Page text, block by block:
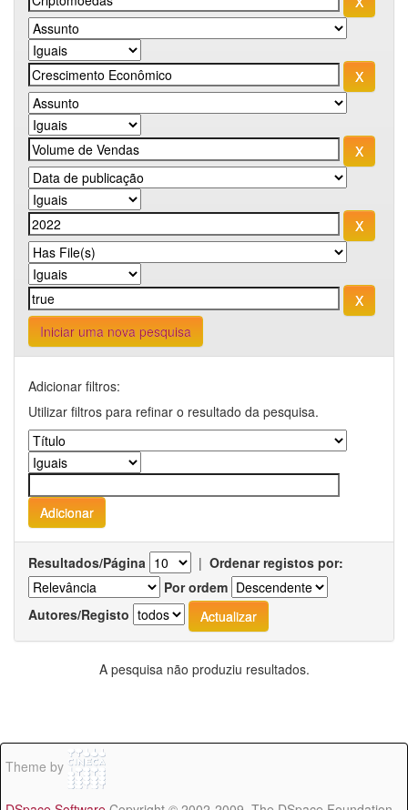
Iniciar uma nova pesquisa
Adicionar filtros:
Utilizar filtros para refinar o resultado da pesquisa.
Resultados/Página | Ordenar registos por:
Por ordem
Autores/Registo
A pesquisa não produziu resultados.
Theme by